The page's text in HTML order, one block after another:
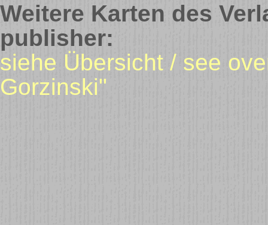
Weitere Karten des
publisher:
siehe Übersicht / see
Gorzinski"